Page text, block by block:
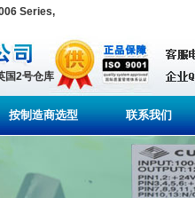
Series,
国2号仓库
按制造商选型 联系我们